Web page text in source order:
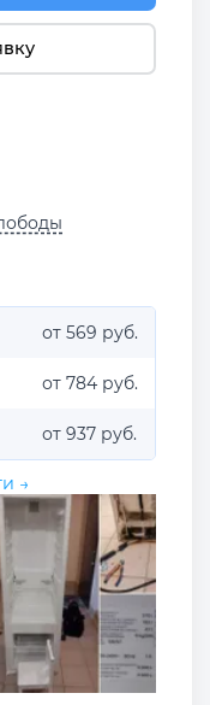
от 569 руб.
от 784 руб.
от 937 руб.
→